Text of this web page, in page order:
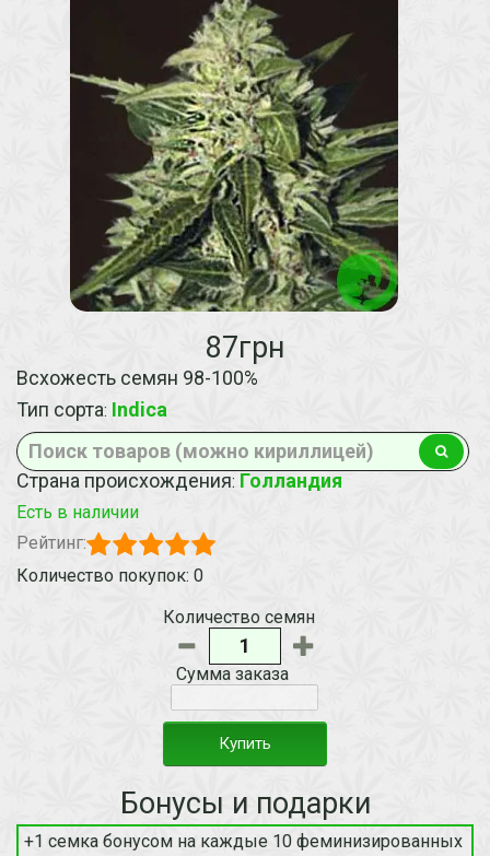
87грн
Всхожесть семян 98-100%
Тип сорта: Indica
Страна происхождения: Голландия
Есть в наличии
Рейтинг:
Количество покупок: 0
Количество семян
Сумма заказа
Купить
Бонусы и подарки
+1 семка бонусом на каждые 10 феминизированных